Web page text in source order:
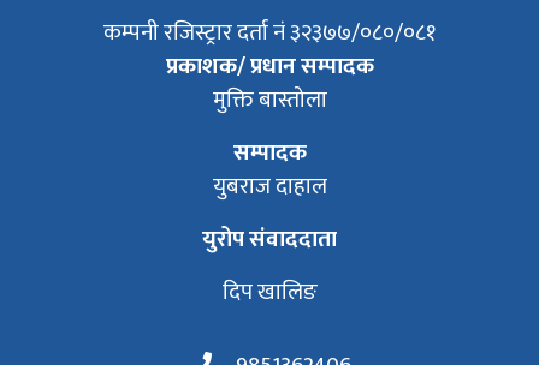
कम्पनी रजिस्ट्रार दर्ता नं ३२३७७/०८०/०८१
प्रकाशक/ प्रधान सम्पादक
मुक्ति बास्तोला
सम्पादक
युबराज दाहाल
युरोप संवाददाता
दिप खालिङ